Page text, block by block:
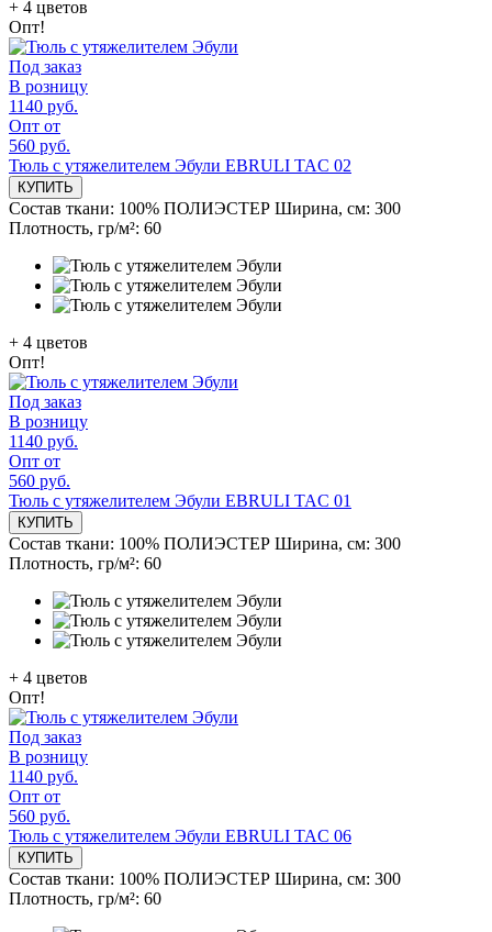
+ 4 цветов
Опт!
Под заказ
В розницу
1140 руб.
Опт от
560 руб.
Тюль с утяжелителем Эбули EBRULI TAC 02
КУПИТЬ
Состав ткани: 100% ПОЛИЭСТЕР Ширина, см: 300
Плотность, гр/м²: 60
+ 4 цветов
Опт!
Под заказ
В розницу
1140 руб.
Опт от
560 руб.
Тюль с утяжелителем Эбули EBRULI TAC 01
КУПИТЬ
Состав ткани: 100% ПОЛИЭСТЕР Ширина, см: 300
Плотность, гр/м²: 60
+ 4 цветов
Опт!
Под заказ
В розницу
1140 руб.
Опт от
560 руб.
Тюль с утяжелителем Эбули EBRULI TAC 06
КУПИТЬ
Состав ткани: 100% ПОЛИЭСТЕР Ширина, см: 300
Плотность, гр/м²: 60